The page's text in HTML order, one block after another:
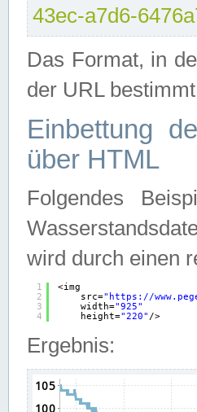
43ec-a7d6-
Das Format, in
der URL
Einbettung
über HTML
Folgendes
wird durch einen
1
2
3
4
<img
src=" https://
width="925"
height="220" />
Ergebnis: